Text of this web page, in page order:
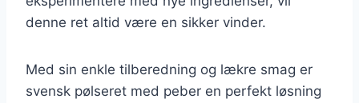
denne ret altid være en sikker vinder.
Med sin enkle tilberedning og lækre smag er
svensk pølseret med peber en perfekt løsning